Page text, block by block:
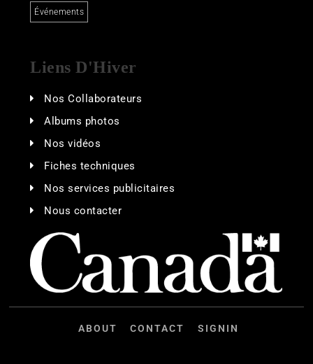
Événements
Liens D'Hiver
Nos Collaborateurs
Albums photos
Nos vidéos
Fiches techniques
Nos services publicitaires
Nous contacter
ABOUT CONTACT SIGNIN